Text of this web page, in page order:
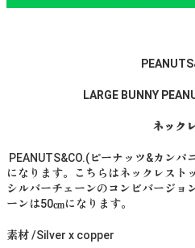
LARGE BUNNY
ネック
PEANUTS&CO.(ピーナッツ&カンパ
になります。こちらはネックレスト
シルバーチェーンのコンビバージョ
ーンは50㎝になります。
素材 /Silver x copper